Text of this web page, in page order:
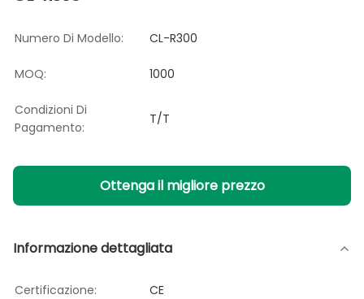
Numero Di Modello: CL-R300
MOQ: 1000
Condizioni Di
Pagamento:
T/T
Ottenga il migliore prezzo
Informazione dettagliata
Certificazione: CE